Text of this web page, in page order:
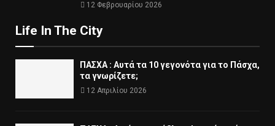
12 Φεβρουαρίου 2026
Life In The City
ΠΑΣΧΑ : Αυτά τα 10 γεγονότα για το Πάσχα,
τα γνωρίζετε;
12 Απριλίου 2026